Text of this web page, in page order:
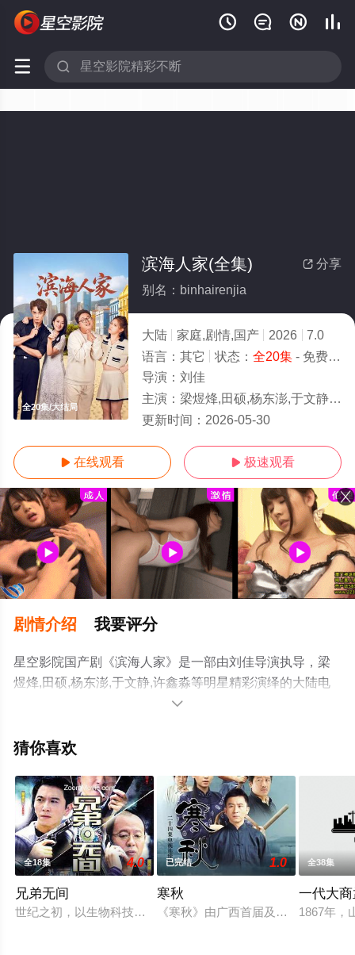
   
 
全20集/大结局
 分享
滨海人家(全集)
别名：binhairenjia
大陆 家庭,剧情,国产 2026
7.0
语言： 其它 状态： 全20集- 免费在线观看
导演： 刘佳
主演： 梁煜烽,田硕,杨东澎,于文静,许鑫淼
更新时间： 2026-05-30
 在线观看  极速观看
剧情介绍 我要评分
星空影院国产剧《滨海人家》是一部由刘佳导演执导，梁
煜烽,田硕,杨东澎,于文静,许鑫淼等明星精彩演绎的大陆电
视剧，大结局剧情已揭晓（全20集），手机免费观看高清
可移步至豆瓣电视剧、电视猫或剧情网等平台了解。

猜你喜欢
全18集 4.0
兄弟无间
世纪之初，以生物科技和大型连锁超市在台湾高雄撑起一方天
已完结 1.0
寒秋
《寒秋》由广西首届及第六届签约
全38集
一代大
1867年，